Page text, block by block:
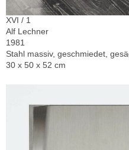
XVI / 1
Alf Lechner
1981
Stahl massiv, geschmiedet,
30 x 50 x 52 cm